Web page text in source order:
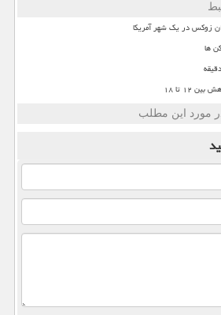
زوکس در یک شهر آمریکا
ها
تا ۱۸